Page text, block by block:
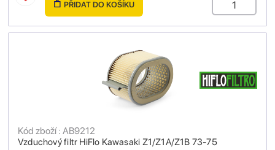
PŘIDAT DO KOŠÍKU
Vzduchový filtr HiFlo Kawasaki Z1/Z1A/Z1B 73-75
Kód zboží : AB9212